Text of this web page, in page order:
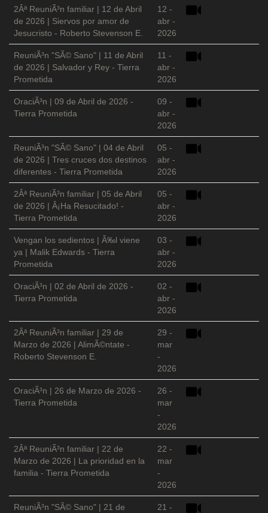
2Âª ReuniÃ³n familiar | 12 de Abril
de 2026 | Siervos por amor de
Jesucristo - Roberto Stevenson E.
12 -
abr -
2026
ReuniÃ³n "SÃ© Sano" | 11 de Abril
de 2026 | Salvador y Rey - Tierra
Prometida
11 -
abr -
2026
OraciÃ³n | 09 de Abril de 2026 -
Tierra Prometida
09 -
abr -
2026
ReuniÃ³n "SÃ© Sano" | 04 de Abril
de 2026 | Tres cruces dos destinos
diferentes - Tierra Prometida
05 -
abr -
2026
2Âª ReuniÃ³n familiar | 05 de Abril
de 2026 | Â¡Ha Resucitado! -
Tierra Prometida
05 -
abr -
2026
Vengan los sedientos | Ã‰l viene
ya | Malik Edwards - Tierra
Prometida
03 -
abr -
2026
OraciÃ³n | 02 de Abril de 2026 -
Tierra Prometida
02 -
abr -
2026
2Âª ReuniÃ³n familiar | 29 de
Marzo de 2026 | AlimÃ©ntate -
Roberto Stevenson E.
29 -
mar
-
2026
OraciÃ³n | 26 de Marzo de 2026 -
Tierra Prometida
26 -
mar
-
2026
2Âª ReuniÃ³n familiar | 22 de
Marzo de 2026 | La prioridad en la
familia - Tierra Prometida
22 -
mar
-
2026
ReuniÃ³n "SÃ© Sano" | 21 de
21 -